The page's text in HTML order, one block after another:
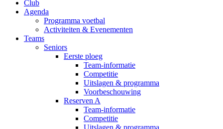
Club
Agenda
Programma voetbal
Activiteiten & Evenementen
Teams
Seniors
Eerste ploeg
Team-informatie
Competitie
Uitslagen & programma
Voorbeschouwing
Reserven A
Team-informatie
Competitie
Uitslagen & programma